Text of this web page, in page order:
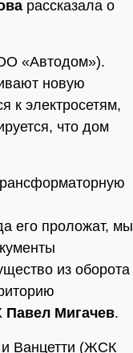
рассказала о
«Автодом»).
новую
к электросетям,
что дом
его проложат, мы
из оборота
Павел Мигачев.
и Ванцетти (ЖСК